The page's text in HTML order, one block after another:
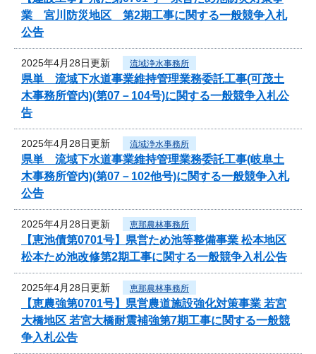
業 宮川防災地区 第2期工事に関する一般競争入札
公告
2025年4月28日更新 流域浄水事務所
県単 流域下水道事業維持管理業務委託工事(可茂土
木事務所管内)(第07－104号)に関する一般競争入札公
告
2025年4月28日更新 流域浄水事務所
県単 流域下水道事業維持管理業務委託工事(岐阜土
木事務所管内)(第07－102他号)に関する一般競争入札
公告
2025年4月28日更新 恵那農林事務所
【恵池債第0701号】県営ため池等整備事業 松本地区
松本ため池改修第2期工事に関する一般競争入札公告
2025年4月28日更新 恵那農林事務所
【恵農強第0701号】県営農道施設強化対策事業 若宮
大橋地区 若宮大橋耐震補強第7期工事に関する一般競
争入札公告